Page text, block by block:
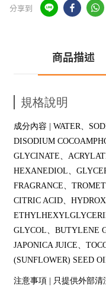
分享到
商品描述
規格說明
成分內容 | WATER、
DISODIUM
GLYCINATE、
HEXANEDIOL、
FRAGRANCE、
CITRIC ACID、
GLYCOL、BUTYLENE
JAPONICA JUICE、
(SUNFLOWER) SEED
注意事項 | 只提供外部